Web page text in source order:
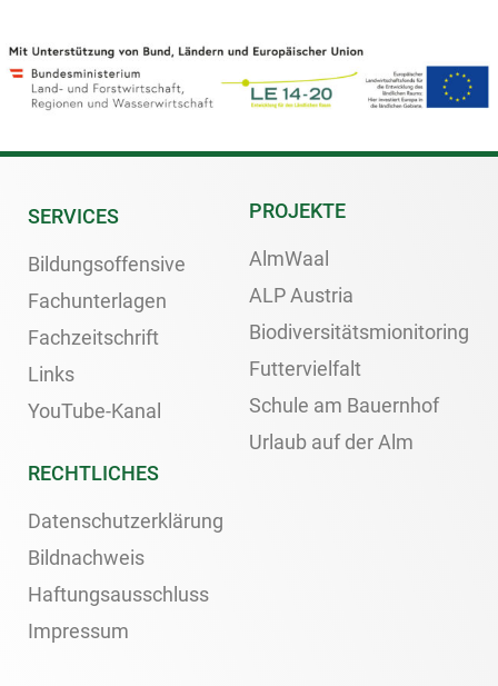
SERVICES
Bildungsoffensive
Fachunterlagen
Fachzeitschrift
Links
YouTube-Kanal
PROJEKTE
AlmWaal
ALP Austria
Biodiversitätsmionitoring
Futtervielfalt
Schule am Bauernhof
Urlaub auf der Alm
RECHTLICHES
Datenschutzerklärung
Bildnachweis
Haftungsausschluss
Impressum